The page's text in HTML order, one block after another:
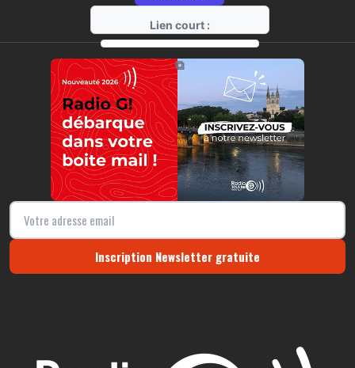
Lien court :
https://radio-g.fr?13203
⧉
Inscription Newsletter gratuite